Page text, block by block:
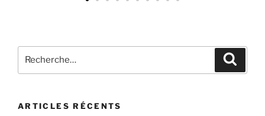
ARTICLES RÉCENTS